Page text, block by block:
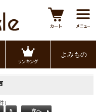
よみもの
）
5 次へ